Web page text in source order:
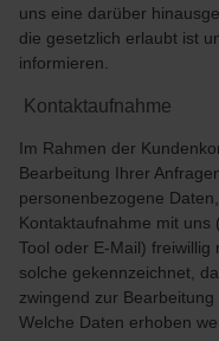
uns eine darüber
die gesetzlich erlaubt ist
informieren.
Kontaktaufnahme
Im Rahmen der
Bearbeitung Ihrer
personenbezogene
Kontaktaufnahme mit uns
Tool oder E-Mail) freiwillig
solche gekennzeichnet,
zwingend zur
Welche Daten erhoben